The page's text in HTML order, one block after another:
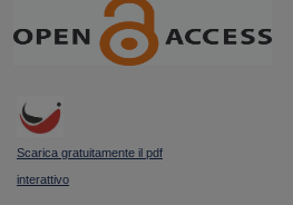
Scarica gratuitamente il pdf
interattivo